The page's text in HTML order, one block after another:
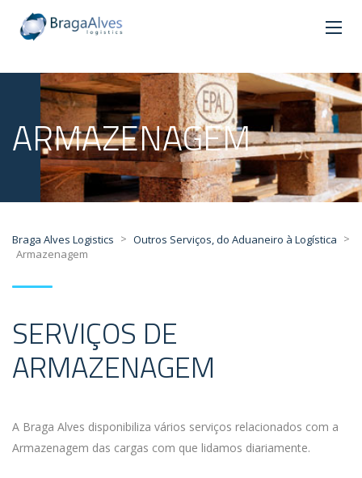
ARMAZENAGEM
Braga Alves Logistics > Outros Serviços, do Aduaneiro à Logística >
Armazenagem
SERVIÇOS DE
ARMAZENAGEM
A Braga Alves disponibiliza vários serviços relacionados com a
Armazenagem das cargas com que lidamos diariamente.